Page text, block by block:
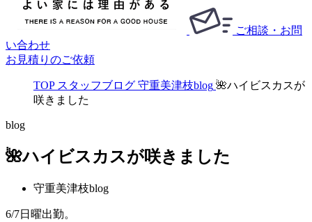
ご相談・お問
い合わせ
お見積りのご依頼
TOP スタッフブログ 守重美津枝blog 🌺ハイビスカスが
咲きました
blog
🌺ハイビスカスが咲きました
守重美津枝blog
6/7日曜出勤。